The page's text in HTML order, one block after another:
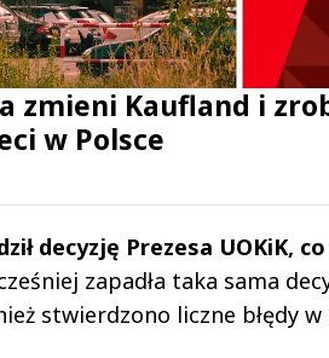
zmieni Kaufland i
w Polsce
decyzję Prezesa UOKiK,
zapadła taka sama
stwierdzono liczne błędy w